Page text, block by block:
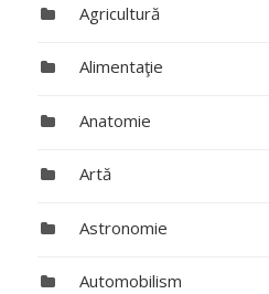
Agricultură
Alimentaţie
Anatomie
Artă
Astronomie
Automobilism